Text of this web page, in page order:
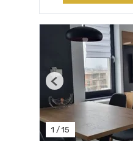
1 / 15
Previous